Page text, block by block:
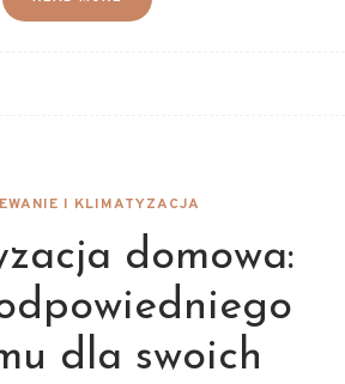
I KLIMATYZACJA
domowa:
dla swoich